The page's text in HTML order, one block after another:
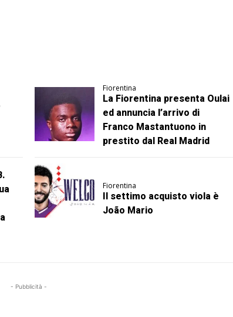
Fiorentina
La Fiorentina presenta Oulai
ed annuncia l’arrivo di
Franco Mastantuono in
prestito dal Real Madrid
Fiorentina
Il settimo acquisto viola è
João Mario
- Pubblicità -